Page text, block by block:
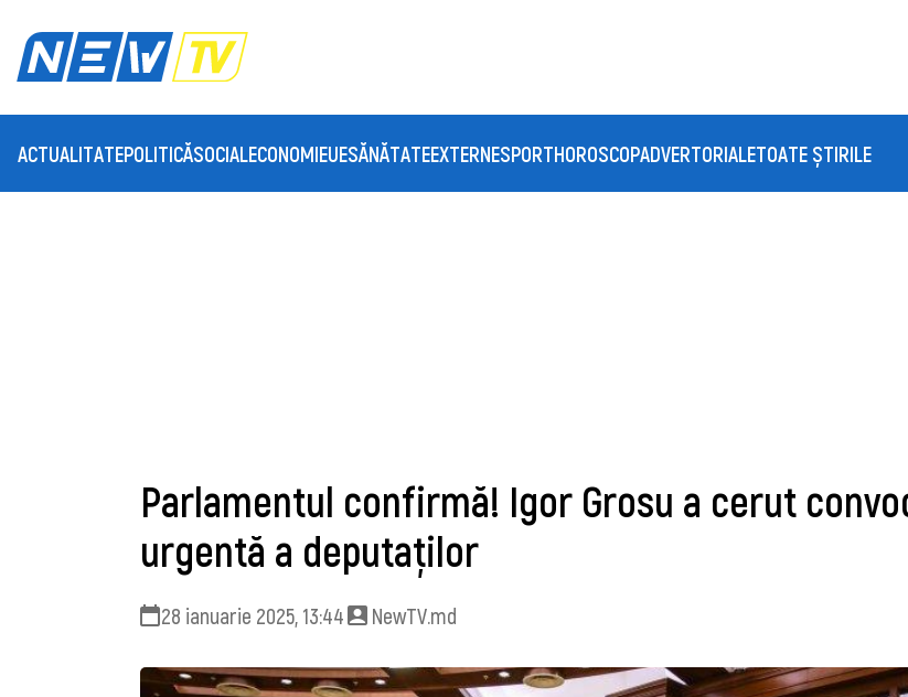
ACTUALITATEPOLITICĂSOCIAL ECONOMIEUESĂNĂTATEEXTERNESPORTHOROSCOPADVERTORIALETOATE ȘTIRILE
Parlamentul confirmă! Igor Grosu a cerut
urgentă a deputaților
28 ianuarie 2025, 13:44 NewTV.md